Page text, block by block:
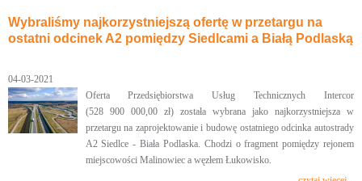
Wybraliśmy najkorzystniejszą ofertę w przetargu na
ostatni odcinek A2 pomiędzy Siedlcami a Białą Podlaską
04-03-2021
Oferta Przedsiębiorstwa Usług Technicznych Intercor
(528 900 000,00 zł) została wybrana jako najkorzystniejsza w
przetargu na zaprojektowanie i budowę ostatniego odcinka autostrady
A2 Siedlce - Biała Podlaska. Chodzi o fragment pomiędzy rejonem
miejscowości Malinowiec a węzłem Łukowisko.